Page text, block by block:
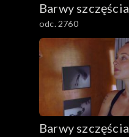
Barwy szczęścia
odc. 2760
Barwy szczęścia